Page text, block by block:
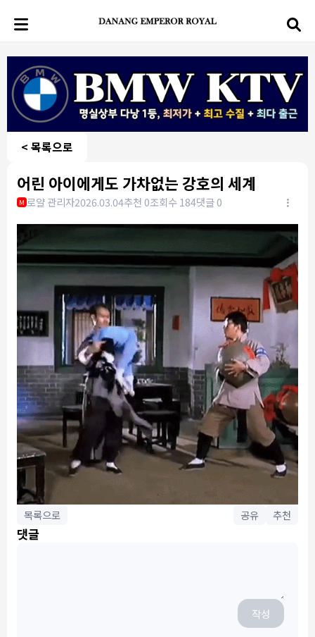
< 목록으로
어린 아이에게도 가차없는 강호의 세계
M 로얄 관리자2026.03.04추천 0조회수 184댓글 0
목록으로 공유 추천
댓글
작성